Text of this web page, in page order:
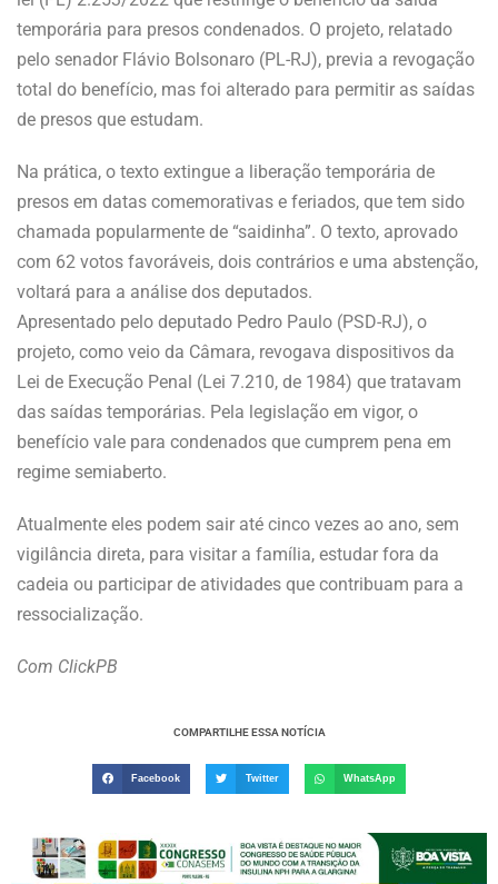
temporária para presos condenados. O projeto, relatado
pelo senador Flávio Bolsonaro (PL-RJ), previa a revogação
total do benefício, mas foi alterado para permitir as saídas
de presos que estudam.
Na prática, o texto extingue a liberação temporária de
presos em datas comemorativas e feriados, que tem sido
chamada popularmente de “saidinha”. O texto, aprovado
com 62 votos favoráveis, dois contrários e uma abstenção,
voltará para a análise dos deputados.
Apresentado pelo deputado Pedro Paulo (PSD-RJ), o
projeto, como veio da Câmara, revogava dispositivos da
Lei de Execução Penal (Lei 7.210, de 1984) que tratavam
das saídas temporárias. Pela legislação em vigor, o
benefício vale para condenados que cumprem pena em
regime semiaberto.
Atualmente eles podem sair até cinco vezes ao ano, sem
vigilância direta, para visitar a família, estudar fora da
cadeia ou participar de atividades que contribuam para a
ressocialização.
Com ClickPB
COMPARTILHE ESSA NOTÍCIA
Facebook Twitter WhatsApp